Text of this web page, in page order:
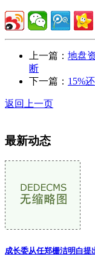
上一篇： 地盘
断
下一篇： 15%
返回上一页
最新动态
成长委从任郑栅洁明白提